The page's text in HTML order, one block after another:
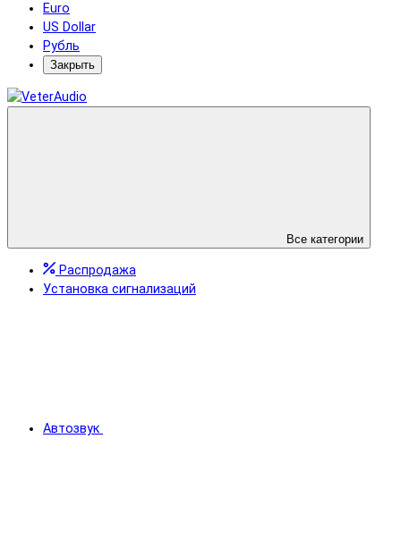
Euro
US Dollar
Рубль
Закрыть
Все категории
Распродажа
Установка сигнализаций
Автозвук